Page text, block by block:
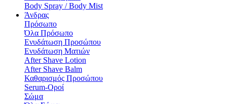
Body Spray / Body Mist
Άνδρας
Πρόσωπο
Όλα Πρόσωπο
Ενυδάτωση Προσώπου
Ενυδάτωση Ματιών
After Shave Lotion
After Shave Balm
Καθαρισμός Προσώπου
Serum-Οροί
Σώμα